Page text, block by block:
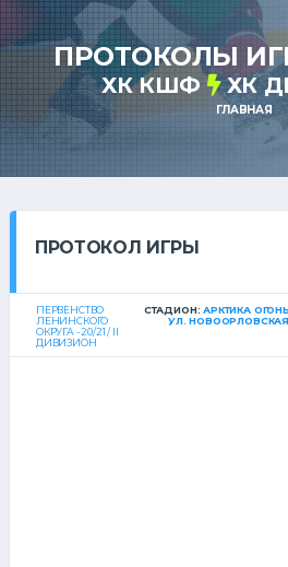
ПРОТОКОЛЫ
ХК КШФ ХК
ГЛАВНАЯ
ПРОТОКОЛ ИГРЫ
ПЕРВЕНСТВО
ЛЕНИНСКОГО
ОКРУГА - 20/21 / II
ДИВИЗИОН
СТАДИОН:АРКТИКА
УЛ.